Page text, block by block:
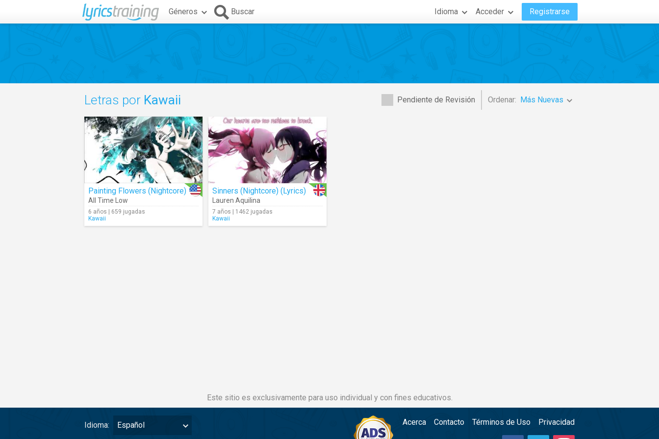
Géneros Buscar Idioma Acceder Registrarse
Pendiente de Revisión Ordenar: Más Nuevas
Letras por Kawaii
Painting Flowers (Nightcore)
All Time Low
6 años | 659 jugadas
Kawaii
Sinners (Nightcore) (Lyrics)
Lauren Aquilina
7 años | 1462 jugadas
Kawaii
Este sitio es exclusivamente para uso individual y con fines educativos.
Idioma: Español Acerca Contacto Términos de Uso Privacidad